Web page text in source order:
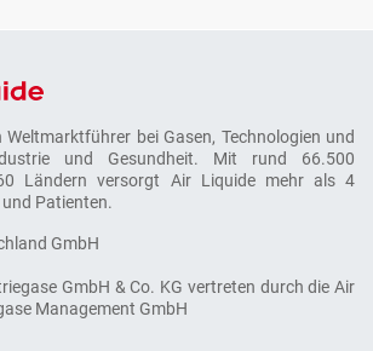
bei Gasen, Technologien und
und Gesundheit. Mit rund 66.500
Ländern versorgt Air Liquide mehr als 4
Patienten.
GmbH
GmbH & Co. KG vertreten durch die Air
Management GmbH